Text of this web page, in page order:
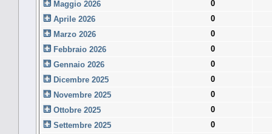
Maggio 2026
0
Aprile 2026
0
Marzo 2026
0
Febbraio 2026
0
Gennaio 2026
0
Dicembre 2025
0
Novembre 2025
0
Ottobre 2025
0
Settembre 2025
0